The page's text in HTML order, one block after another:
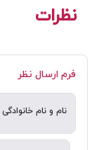
نظرات
فرم ارسال نظر
نام و نام خانوادگی